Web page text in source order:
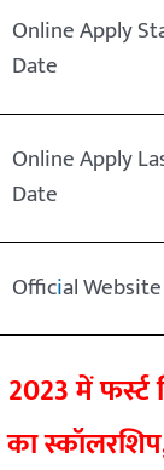
Online Apply
Date
Online Apply
Date
Official Website
2023 में
का